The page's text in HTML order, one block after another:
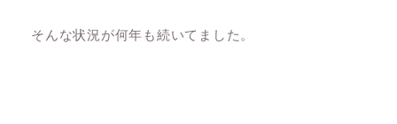
そんな状況が何年も続いてました。